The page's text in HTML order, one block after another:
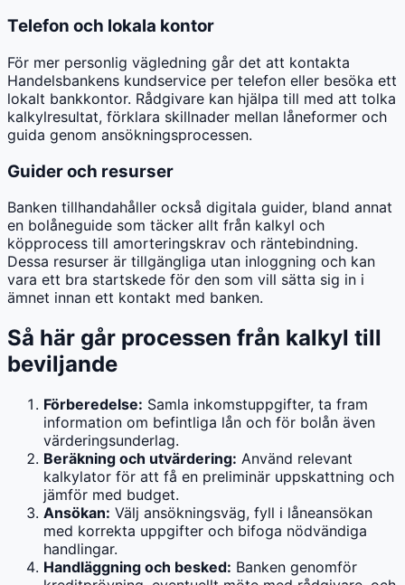
Telefon och lokala kontor
För mer personlig vägledning går det att kontakta
Handelsbankens kundservice per telefon eller besöka ett
lokalt bankkontor. Rådgivare kan hjälpa till med att tolka
kalkylresultat, förklara skillnader mellan låneformer och
guida genom ansökningsprocessen.
Guider och resurser
Banken tillhandahåller också digitala guider, bland annat
en bolåneguide som täcker allt från kalkyl och
köpprocess till amorteringskrav och räntebindning.
Dessa resurser är tillgängliga utan inloggning och kan
vara ett bra startskede för den som vill sätta sig in i
ämnet innan ett kontakt med banken.
Så här går processen från kalkyl till
beviljande
Förberedelse: Samla inkomstuppgifter, ta fram
information om befintliga lån och för bolån även
värderingsunderlag.
Beräkning och utvärdering: Använd relevant
kalkylator för att få en preliminär uppskattning och
jämför med budget.
Ansökan: Välj ansökningsväg, fyll i låneansökan
med korrekta uppgifter och bifoga nödvändiga
handlingar.
Handläggning och besked: Banken genomför